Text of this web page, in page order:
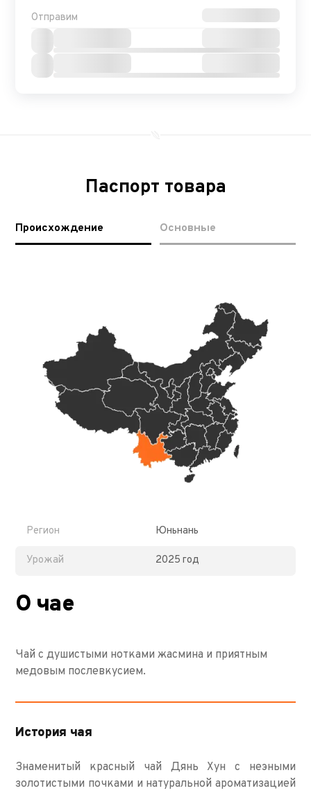
Отправим
Паспорт товара
Происхождение Основные
Регион Юньнань
Урожай 2025 год
О чае
Чай c душистыми нотками жасмина и приятным
медовым послевкусием.
История чая
Знаменитый красный чай Дянь Хун с неэными
золотистыми почками и натуральной ароматизацией